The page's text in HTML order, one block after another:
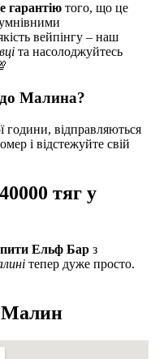
гарантію того, що це
вейпінгу – наш
та насолоджуйтесь
Малина?
години, відправляються
і відстежуйте свій
тяг у
Ельф Бар з
тепер дуже просто.
Малин